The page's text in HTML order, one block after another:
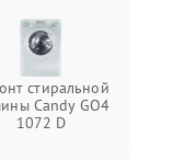
стиральной
Candy GO4
1072 D